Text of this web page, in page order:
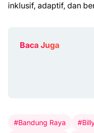
inklusif, adaptif, dan
Baca Juga
#Bandung Raya